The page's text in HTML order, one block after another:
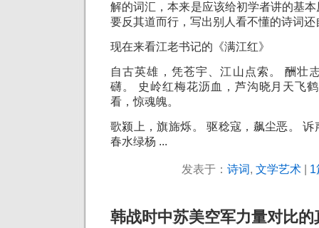
解的词汇，本来是应该给初学者讲的基
要反其道而行，写出别人看不懂的诗词还
现在来看江老书记的《满江红》
自古英雄，凭苍宇、江山点索。 酬壮
礴。 史岭红梅花沥血，芦沟晓月天飞
看，惊魂魄。
歌颍上，旗旆烁。 驱稔寇，飙尘恶。
春水绿杨 ...
发表于： 诗词, 文学艺术 1
韩战时中苏美空军力量对比的